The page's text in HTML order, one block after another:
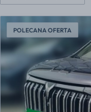
POLECANA OFERTA